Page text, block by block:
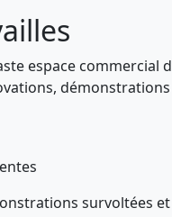
espace commercial
survoltées